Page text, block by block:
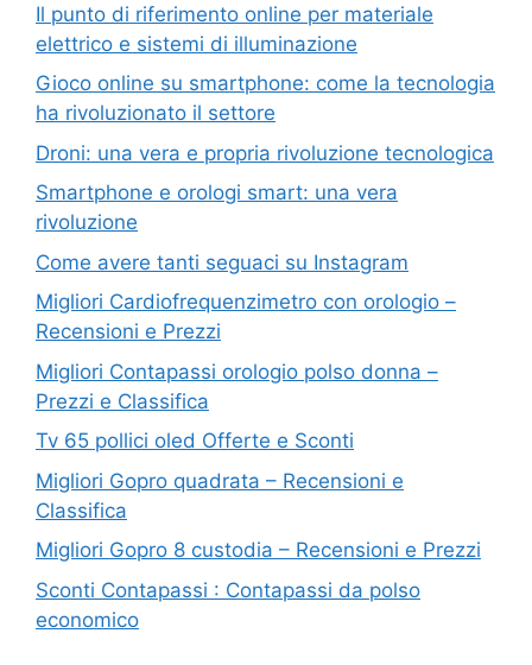
Il punto di riferimento online per materiale
elettrico e sistemi di illuminazione
Gioco online su smartphone: come la tecnologia
ha rivoluzionato il settore
Droni: una vera e propria rivoluzione tecnologica
Smartphone e orologi smart: una vera
rivoluzione
Come avere tanti seguaci su Instagram
Migliori Cardiofrequenzimetro con orologio –
Recensioni e Prezzi
Migliori Contapassi orologio polso donna –
Prezzi e Classifica
Tv 65 pollici oled Offerte e Sconti
Migliori Gopro quadrata – Recensioni e
Classifica
Migliori Gopro 8 custodia – Recensioni e Prezzi
Sconti Contapassi : Contapassi da polso
economico